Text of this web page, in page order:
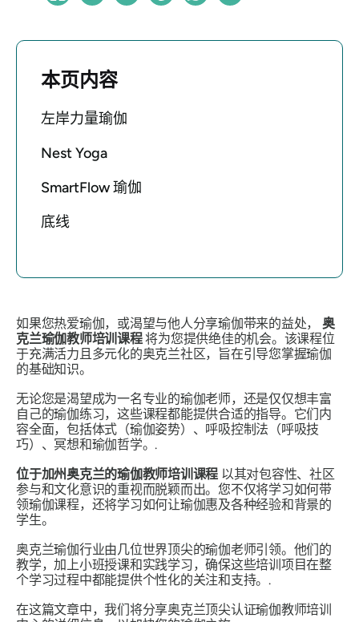
本页内容
左岸力量瑜伽
Nest Yoga
SmartFlow 瑜伽
底线
如果您热爱瑜伽，或渴望与他人分享瑜伽带来的益处， 奥
克兰瑜伽教师培训课程将为您提供绝佳的机会。该课程位
于充满活力且多元化的奥克兰社区，旨在引导您掌握瑜伽
的基础知识。
无论您是渴望成为一名专业的瑜伽老师，还是仅仅想丰富
自己的瑜伽练习，这些课程都能提供合适的指导。它们内
容全面，包括体式（瑜伽姿势）、呼吸控制法（呼吸技
巧）、冥想和瑜伽哲学。.
位于加州奥克兰的瑜伽教师培训课程 以其对包容性、社区
参与和文化意识的重视而脱颖而出。您不仅将学习如何带
领瑜伽课程，还将学习如何让瑜伽惠及各种经验和背景的
学生。
奥克兰瑜伽行业由几位世界顶尖的瑜伽老师引领。他们的
教学，加上小班授课和实践学习，确保这些培训项目在整
个学习过程中都能提供个性化的关注和支持。.
在这篇文章中，我们将分享奥克兰顶尖认证瑜伽教师培训